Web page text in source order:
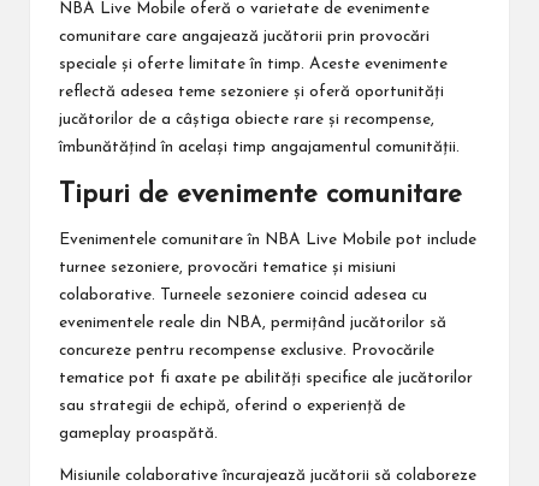
NBA Live Mobile oferă o varietate de evenimente
comunitare care angajează jucătorii prin provocări
speciale și oferte limitate în timp. Aceste evenimente
reflectă adesea teme sezoniere și oferă oportunități
jucătorilor de a câștiga obiecte rare și recompense,
îmbunătățind în același timp angajamentul comunității.
Tipuri de evenimente comunitare
Evenimentele comunitare în NBA Live Mobile pot include
turnee sezoniere, provocări tematice și misiuni
colaborative. Turneele sezoniere coincid adesea cu
evenimentele reale din NBA, permițând jucătorilor să
concureze pentru recompense exclusive. Provocările
tematice pot fi axate pe abilități specifice ale jucătorilor
sau strategii de echipă, oferind o experiență de
gameplay proaspătă.
Misiunile colaborative încurajează jucătorii să colaboreze